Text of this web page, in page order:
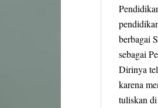
berbagai
sebagai
Dirinya
karena
tuliskan di